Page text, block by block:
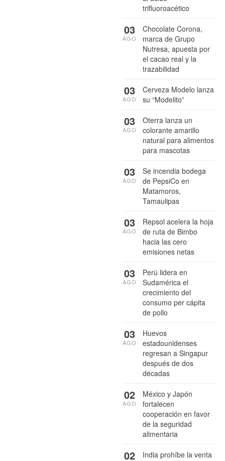
trifluoroacético
Chocolate Corona,
marca de Grupo
Nutresa, apuesta por
el cacao real y la
trazabilidad
03
AGO
Cerveza Modelo lanza
su “Modelito”
03
AGO
Oterra lanza un
colorante amarillo
natural para alimentos
para mascotas
03
AGO
Se incendia bodega
de PepsiCo en
Matamoros,
Tamaulipas
03
AGO
Repsol acelera la hoja
de ruta de Bimbo
hacia las cero
emisiones netas
03
AGO
Perú lidera en
Sudamérica el
crecimiento del
consumo per cápita
de pollo
03
AGO
Huevos
estadounidenses
regresan a Singapur
después de dos
décadas
03
AGO
México y Japón
fortalecen
cooperación en favor
de la seguridad
alimentaria
02
AGO
India prohíbe la venta
02